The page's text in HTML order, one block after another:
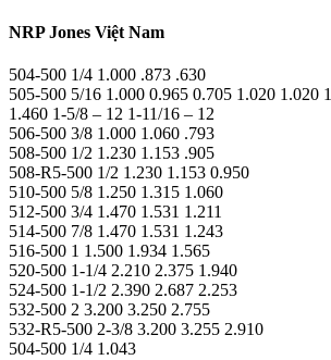
NRP Jones Việt Nam
504-500 1/4 1.000 .873 .630
505-500 5/16 1.000 0.965 0.705 1.020 1.020
1.460 1-5/8 – 12 1-11/16 – 12
506-500 3/8 1.000 1.060 .793
508-500 1/2 1.230 1.153 .905
508-R5-500 1/2 1.230 1.153 0.950
510-500 5/8 1.250 1.315 1.060
512-500 3/4 1.470 1.531 1.211
514-500 7/8 1.470 1.531 1.243
516-500 1 1.500 1.934 1.565
520-500 1-1/4 2.210 2.375 1.940
524-500 1-1/2 2.390 2.687 2.253
532-500 2 3.200 3.250 2.755
532-R5-500 2-3/8 3.200 3.255 2.910
504-500 1/4 1.043